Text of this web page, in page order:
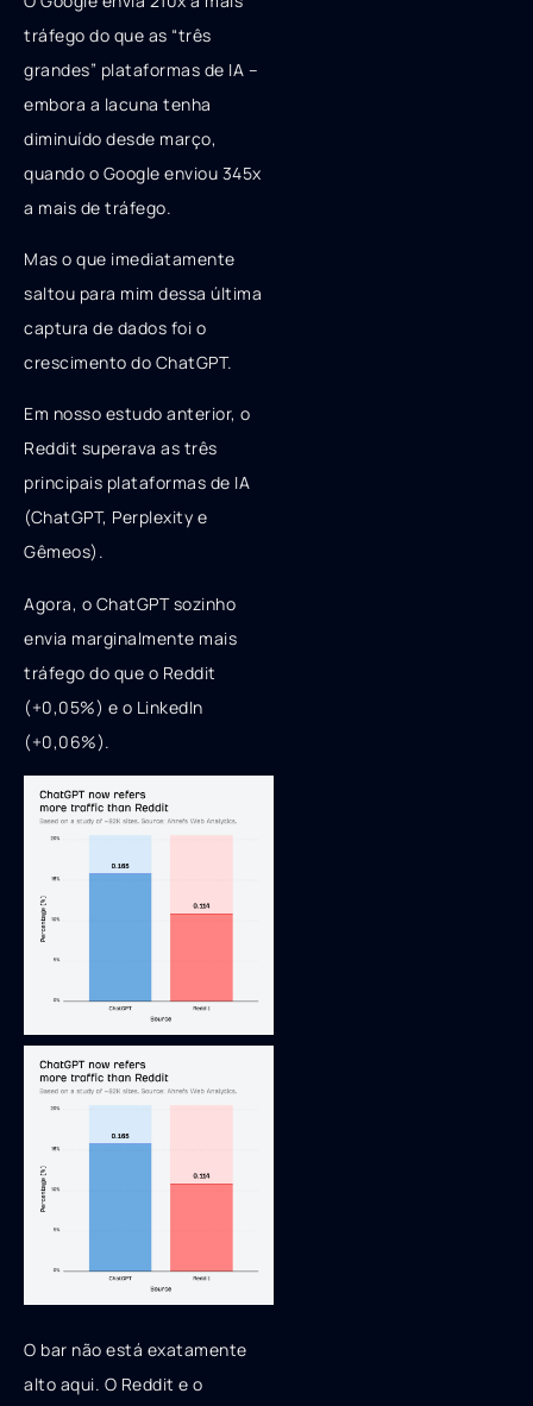
tráfego do que as “três
grandes” plataformas de IA –
embora a lacuna tenha
diminuído desde março,
quando o Google enviou 345x
a mais de tráfego.
Mas o que imediatamente
saltou para mim dessa última
captura de dados foi o
crescimento do ChatGPT.
Em nosso estudo anterior, o
Reddit superava as três
principais plataformas de IA
(ChatGPT, Perplexity e
Gêmeos).
Agora, o ChatGPT sozinho
envia marginalmente mais
tráfego do que o Reddit
(+0,05%) e o LinkedIn
(+0,06%).
O bar não está exatamente
alto aqui. O Reddit e o